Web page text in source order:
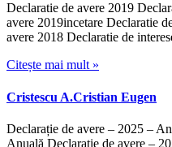
Declaratie de avere 2019
avere 2019incetare Declaratie
avere 2018 Declaratie de
Citește mai mult »
Cristescu A.Cristian Eugen
Declarație de avere – 2025 –
Anuală Declarație de avere –